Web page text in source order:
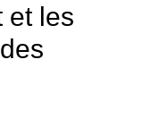
et les